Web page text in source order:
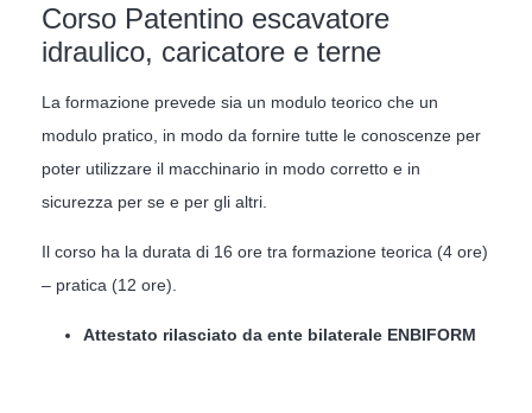
Corso Patentino escavatore
idraulico, caricatore e terne
La formazione prevede sia un modulo teorico che un
modulo pratico, in modo da fornire tutte le conoscenze per
poter utilizzare il macchinario in modo corretto e in
sicurezza per se e per gli altri.
Il corso ha la durata di 16 ore tra formazione teorica (4 ore)
– pratica (12 ore).
Attestato rilasciato da ente bilaterale ENBIFORM